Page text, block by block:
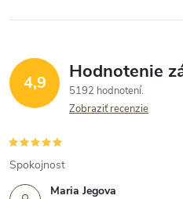
4,9 Hodnotenie
5192 hodnotení
Zobraziť recenzie
Maria Jegova
Spokojnost